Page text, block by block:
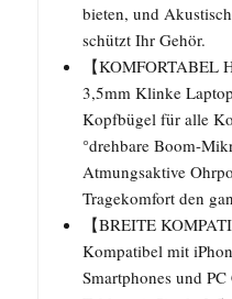
bieten, und
schützt Ihr Gehör.
【KOMFORTABEL
3,5mm Klinke
Kopfbügel für alle
°drehbare Boom-
Atmungsaktive
Tragekomfort den
【BREITE
Kompatibel mit
Smartphones und